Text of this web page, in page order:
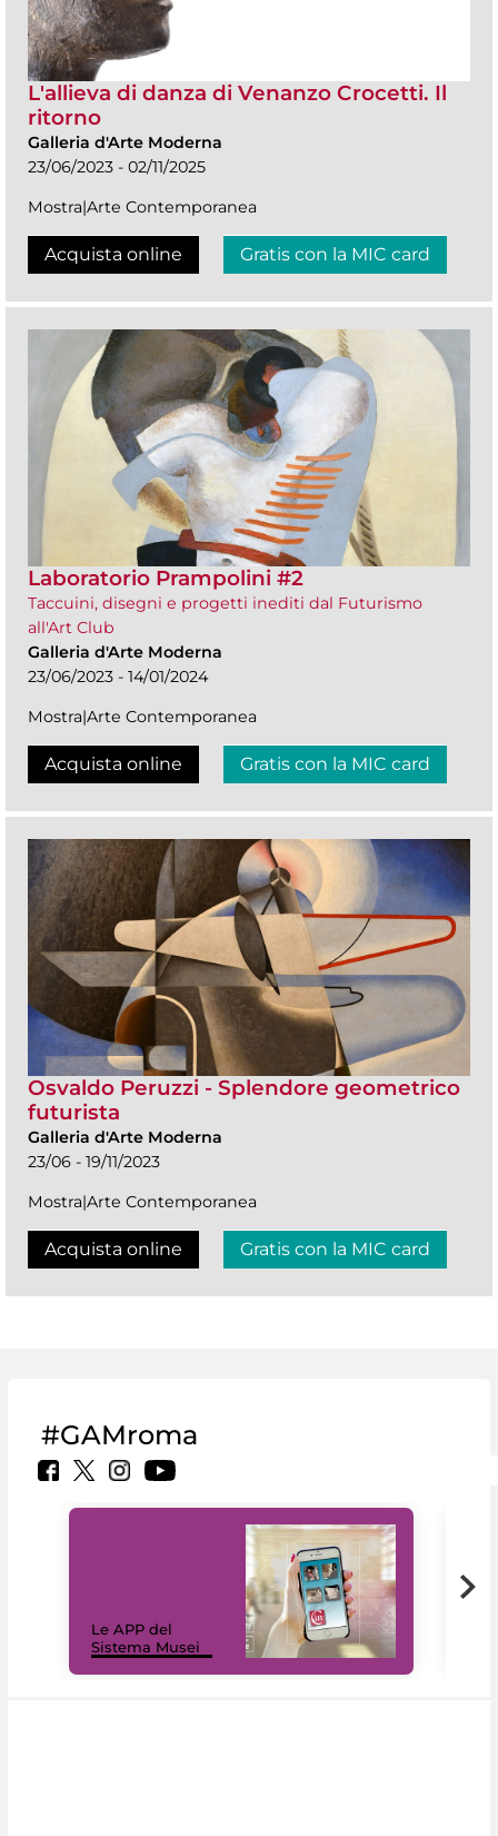
L'allieva di danza di Venanzo Crocetti. Il
ritorno
Galleria d'Arte Moderna
23/06/2023 - 02/11/2025
Mostra|Arte Contemporanea
Acquista online Gratis con la MIC card
Laboratorio Prampolini #2
Taccuini, disegni e progetti inediti dal Futurismo
all'Art Club
Galleria d'Arte Moderna
23/06/2023 - 14/01/2024
Mostra|Arte Contemporanea
Acquista online Gratis con la MIC card
Osvaldo Peruzzi - Splendore geometrico
futurista
Galleria d'Arte Moderna
23/06 - 19/11/2023
Mostra|Arte Contemporanea
Acquista online Gratis con la MIC card
#GAMroma
Le APP del
Sistema Musei